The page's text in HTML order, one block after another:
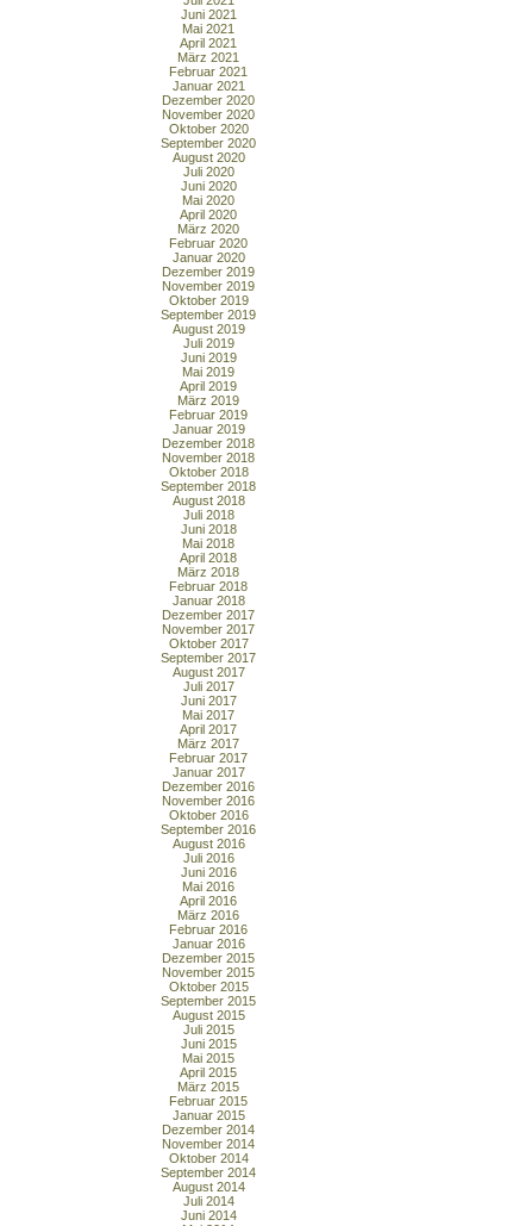
Juni 2021
Mai 2021
April 2021
März 2021
Februar 2021
Januar 2021
Dezember 2020
November 2020
Oktober 2020
September 2020
August 2020
Juli 2020
Juni 2020
Mai 2020
April 2020
März 2020
Februar 2020
Januar 2020
Dezember 2019
November 2019
Oktober 2019
September 2019
August 2019
Juli 2019
Juni 2019
Mai 2019
April 2019
März 2019
Februar 2019
Januar 2019
Dezember 2018
November 2018
Oktober 2018
September 2018
August 2018
Juli 2018
Juni 2018
Mai 2018
April 2018
März 2018
Februar 2018
Januar 2018
Dezember 2017
November 2017
Oktober 2017
September 2017
August 2017
Juli 2017
Juni 2017
Mai 2017
April 2017
März 2017
Februar 2017
Januar 2017
Dezember 2016
November 2016
Oktober 2016
September 2016
August 2016
Juli 2016
Juni 2016
Mai 2016
April 2016
März 2016
Februar 2016
Januar 2016
Dezember 2015
November 2015
Oktober 2015
September 2015
August 2015
Juli 2015
Juni 2015
Mai 2015
April 2015
März 2015
Februar 2015
Januar 2015
Dezember 2014
November 2014
Oktober 2014
September 2014
August 2014
Juli 2014
Juni 2014